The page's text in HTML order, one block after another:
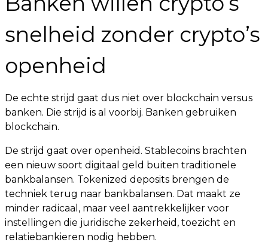
snelheid zonder crypto’s
openheid
De echte strijd gaat dus niet over blockchain versus
banken. Die strijd is al voorbij. Banken gebruiken
blockchain.
De strijd gaat over openheid. Stablecoins brachten
een nieuw soort digitaal geld buiten traditionele
bankbalansen. Tokenized deposits brengen de
techniek terug naar bankbalansen. Dat maakt ze
minder radicaal, maar veel aantrekkelijker voor
instellingen die juridische zekerheid, toezicht en
relatiebankieren nodig hebben.